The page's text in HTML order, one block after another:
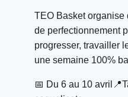
TEO Basket organise
de perfectionnement
progresser, travailler
une semaine 100%
📅 Du 6 au 10